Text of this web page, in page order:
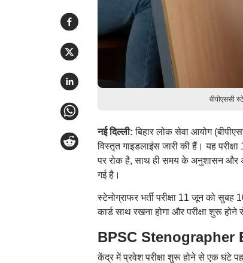
बीपीएससी
नई दिल्ली:बिहार लोक सेवा आयोग
विस्तृत गाइडलाइंस जारी की हैं। यह
पर रोक है, साथ ही समय के अनुशासन और
गई है।
स्टेनोग्राफर भर्ती परीक्षा 11 जून को
कार्ड साथ रखना होगा और परीक्षा शुरू
BPSC Stenographer
केंद्र में प्रवेश परीक्षा शुरू होने से एक घंटे पहले